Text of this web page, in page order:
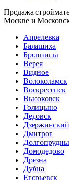
Продажа
Москве и
Апрелевка
Балашиха
Бронницы
Верея
Видное
Волоколамск
Воскресенск
Высоковск
Голицыно
Дедовск
Дзержинский
Дмитров
Домодедово
Дрезна
Дубна
Егорьевск